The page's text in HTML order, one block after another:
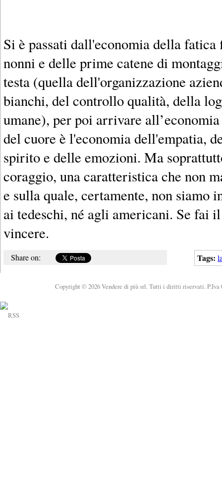
Si è passati dall'economia della
nonni e delle prime catene di
testa (quella dell'organizzazione
bianchi, del controllo qualità, della
umane), per poi arrivare
del cuore è l'economia dell'empatia,
spirito e delle emozioni. Ma
coraggio, una caratteristica che non
e sulla quale, certamente, non siamo
ai tedeschi, né agli americani. Se fai
vincere.
Tags:
Share on:
Copyright © 2026 Vendere di più srl. Tutti i diritti riservati. P.Iva